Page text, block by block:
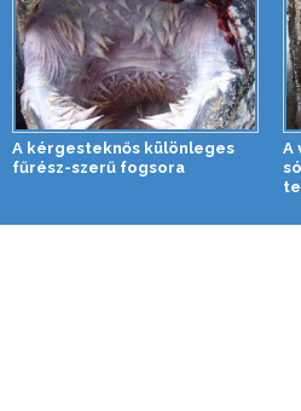
A kérgesteknős különleges
fűrész-szerű fogsora
A